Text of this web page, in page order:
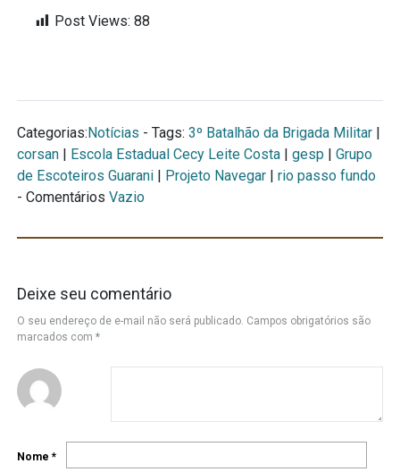
Post Views: 88
Categorias: Notícias - Tags: 3º Batalhão da Brigada Militar
corsan
Escola Estadual Cecy Leite Costa gesp
Grupo
de Escoteiros Guarani
Projeto Navegar
rio passo fundo
- Comentários Vazio
Deixe seu comentário
O seu endereço de e-mail não será publicado. Campos obrigatórios são
marcados com *
Nome *